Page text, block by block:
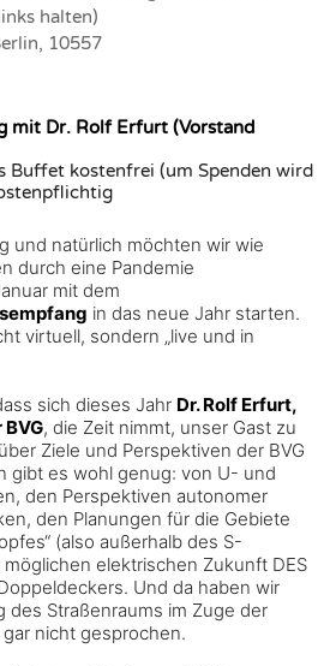
halten)
10557
mit Dr. Rolf Erfurt (Vorstand
Buffet kostenfrei (um Spenden wird
und natürlich möchten wir wie
durch eine Pandemie
mit dem
in das neue Jahr starten.
virtuell, sondern „live und in
sich dieses Jahr Dr. Rolf Erfurt,
, die Zeit nimmt, unser Gast zu
Ziele und Perspektiven der BVG
gibt es wohl genug: von U- und
den Perspektiven autonomer
den Planungen für die Gebiete
(also außerhalb des S-
elektrischen Zukunft DES
Und da haben wir
des Straßenraums im Zuge der
nicht gesprochen.